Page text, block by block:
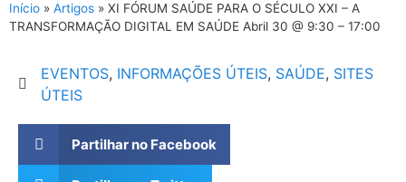
Início » Artigos » XI FÓRUM SAÚDE PARA O SÉCULO XXI – A
TRANSFORMAÇÃO DIGITAL EM SAÚDE Abril 30 @ 9:30 – 17:00
EVENTOS, INFORMAÇÕES ÚTEIS, SAÚDE, SITES
ÚTEIS
Partilhar no Facebook